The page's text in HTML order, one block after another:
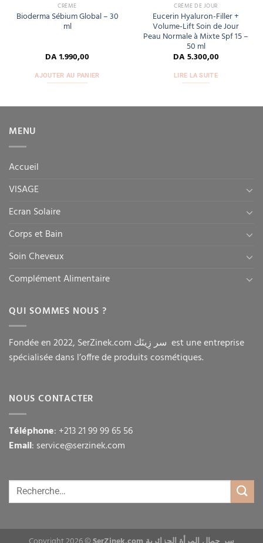
CRÈME
Bioderma Sébium Global – 30
ml
DA1.990,00
AJOUTER AU PANIER
CRÈME DE JOUR
Eucerin Hyaluron-Filler +
Volume-Lift Soin de Jour
Peau Normale à Mixte Spf 15 –
50 ml
DA5.300,00
LIRE LA SUITE
MENU
Accueil
VISAGE
Ecran Solaire
Corps et Bain
Soin Cheveux
Complément Alimentaire
QUI SOMMES NOUS ?
Fondée en 2022, SerZinek.com سر زِينَك est une entreprise
spécialisée dans l’offre de produits cosmétiques.
NOUS CONTACTER
Téléphone: +213 21 99 99 65 56
Email: service@serzinek.com